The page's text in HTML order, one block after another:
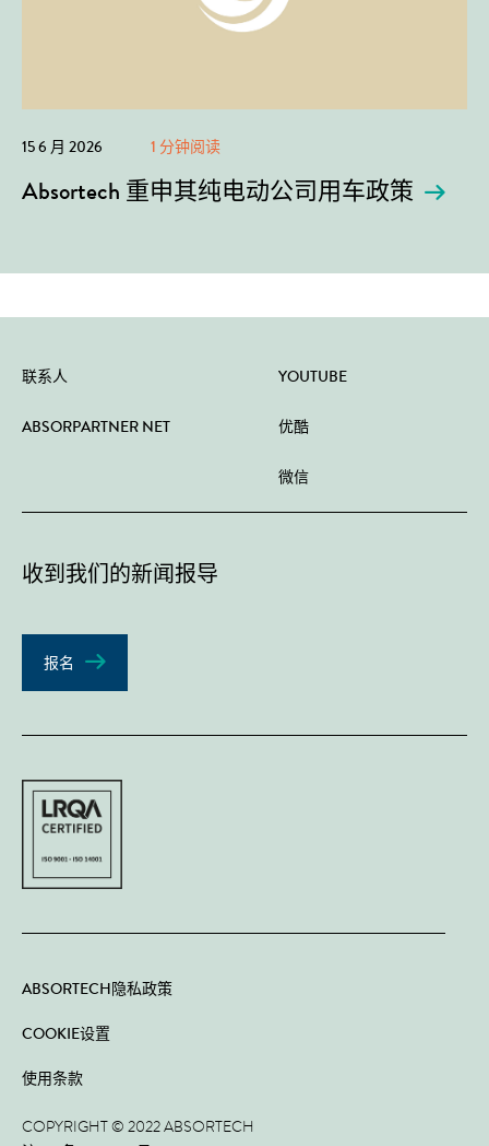
15 6 月 2026 1 分钟阅读
Absortech 重申其纯电动公司用车政策
联系人
ABSORPARTNER NET
YOUTUBE
优酷
微信
收到我们的新闻报导
报名
ABSORTECH隐私政策
COOKIE设置
使用条款
COPYRIGHT © 2022 ABSORTECH